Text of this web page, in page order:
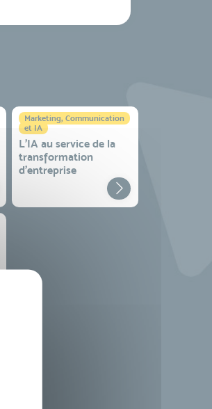
Marketing, Communication
et IA
L'IA au service de la
transformation
d'entreprise